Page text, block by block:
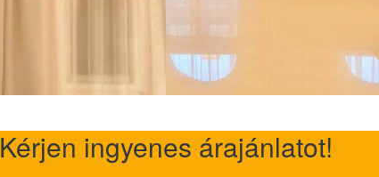
Kérjen ingyenes árajánlatot!